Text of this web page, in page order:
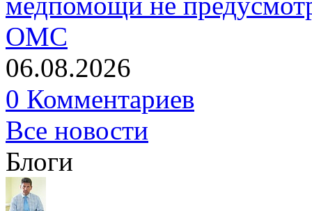
ОМС
06.08.2026
0 Комментариев
Все новости
Блоги